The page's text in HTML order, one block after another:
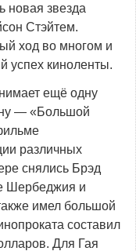
новая звезда
Стэйтем.
ход во многом и
успех киноленты.
ещё одну
— «Большой
различных
снялись Брэд
Шербеджия и
имел большой
составил
Для Гая